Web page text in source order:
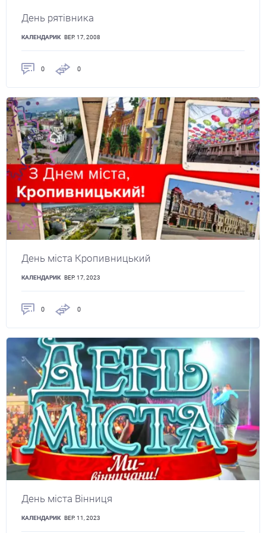
День рятівника
КАЛЕНДАРИК ВЕР. 17, 2008
0 0
День міста Кропивницький
КАЛЕНДАРИК ВЕР. 17, 2023
0 0
День міста Вінниця
КАЛЕНДАРИК ВЕР. 11, 2023